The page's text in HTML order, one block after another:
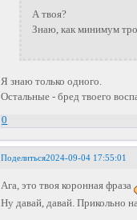
А твоя?
Знаю, как минимум
Я знаю только одного.
Остальные - бред твоего
0
Поделиться2024-09-04 17:55:01
Ага, это твоя коронная фраза
Ну давай, давай. Прикольно